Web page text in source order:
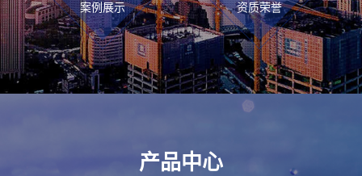
案例展示 资质荣誉
产品中心